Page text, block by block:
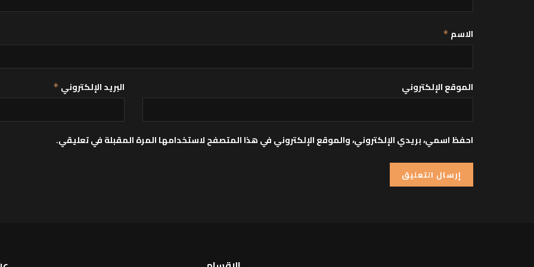
الاسم *
البريد الإلكتروني * الموقع الإلكتروني
احفظ اسمي، بريدي الإلكتروني، والموقع الإلكتروني في هذا المتصفح لاستخدامها المرة المقبلة في تعليقي.